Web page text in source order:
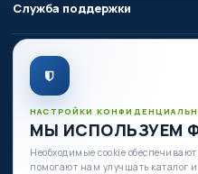
Служба поддержки
О компании
Личный кабинет
Есть вопросы по оборудованию?
НАСТРОЙКИ
МЫ ИСПОЛЬЗУЕМ
Необходимые cookie
помогают нам улучшать каталог